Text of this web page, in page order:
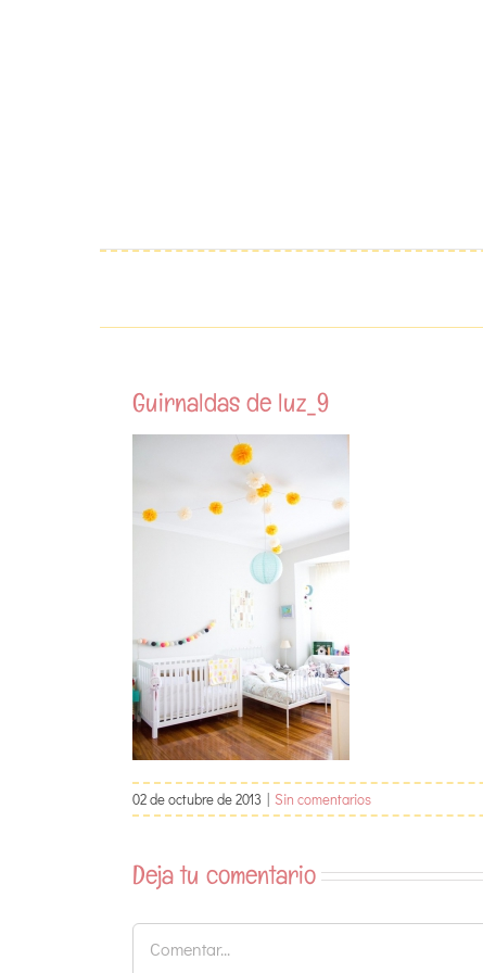
Guirnaldas de luz_9
02 de octubre de 2013 | Sin comentarios
Deja tu comentario
Comentar